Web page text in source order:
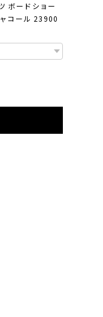
ボードショー
コール 23900